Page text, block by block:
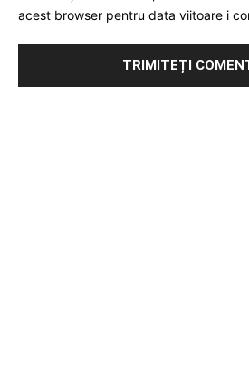
acest browser pentru data viitoare i